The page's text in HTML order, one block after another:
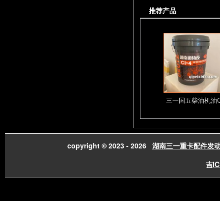
推荐产品
三一国五柴油机油
copyright © 2023 - 2026 湖南三一重卡配件发
吉